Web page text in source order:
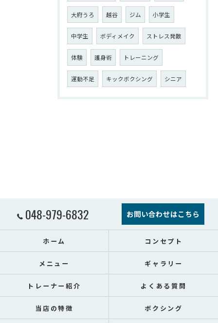
大府うろ 越谷 ジム 小学生
中学生 ボディメイク ストレス発散
体験 護身術 トレーニング
運動不足 キックボクシング シニア
048-979-6832 お問い合わせはこちら
ホーム コンセプト
メニュー ギャラリー
トレーナー紹介 よくある質問
当店の特徴 ボクシング